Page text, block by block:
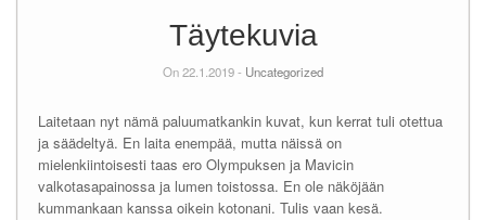
Täytekuvia
On 22.1.2019 - Uncategorized
Laitetaan nyt nämä paluumatkankin kuvat, kun kerrat tuli otettua
ja säädeltyä. En laita enempää, mutta näissä on
mielenkiintoisesti taas ero Olympuksen ja Mavicin
valkotasapainossa ja lumen toistossa. En ole näköjään
kummankaan kanssa oikein kotonani. Tulis vaan kesä.